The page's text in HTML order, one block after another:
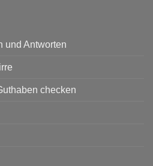
und Antworten
checken